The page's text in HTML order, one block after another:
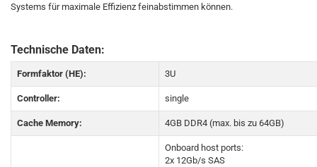
Systems für maximale Effizienz feinabstimmen können.
Technische Daten:
Formfaktor (HE): 3U
Controller: single
Cache Memory: 4GB DDR4 (max. bis zu 64GB)
Onboard host ports:
2x 12Gb/s SAS